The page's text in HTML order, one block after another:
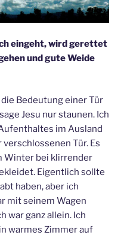
eingeht, wird gerettet
und gute Weide
Bedeutung einer Tür
Jesu nur staunen. Ich
im Ausland
Tür. Es
Winter bei klirrender
Eigentlich sollte
haben, aber ich
mit seinem Wagen
war ganz allein. Ich
warmes Zimmer auf